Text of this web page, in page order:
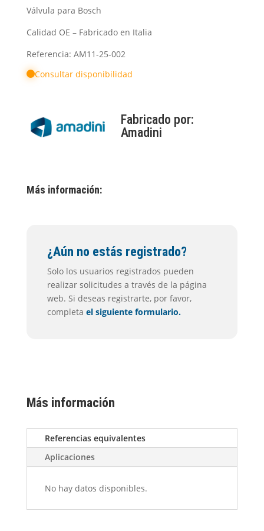
Válvula para Bosch
Calidad OE – Fabricado en Italia
Referencia: AM11-25-002
Consultar disponibilidad
Fabricado por:
Amadini
Más información:
¿Aún no estás registrado?
Solo los usuarios registrados pueden
realizar solicitudes a través de la página
web. Si deseas registrarte, por favor,
completa el siguiente formulario.
Más información
Referencias equivalentes
Aplicaciones
No hay datos disponibles.